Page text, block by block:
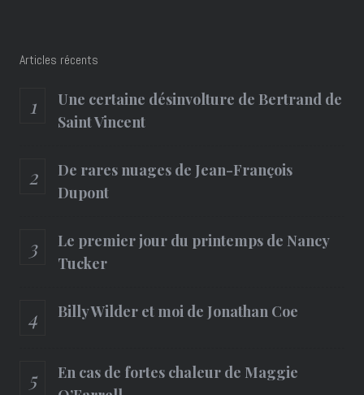
Articles récents
Une certaine désinvolture de Bertrand de
Saint Vincent
De rares nuages de Jean-François
Dupont
Le premier jour du printemps de Nancy
Tucker
Billy Wilder et moi de Jonathan Coe
En cas de fortes chaleur de Maggie